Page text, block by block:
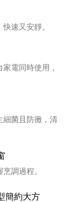
速又安靜。
電同時使用，
細菌且防黴，清
調過程。
簡約大方